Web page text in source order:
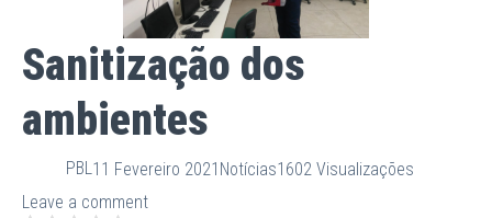
Sanitização dos
ambientes
PBL11 Fevereiro 2021 Notícias1602 Visualizações
Leave a comment